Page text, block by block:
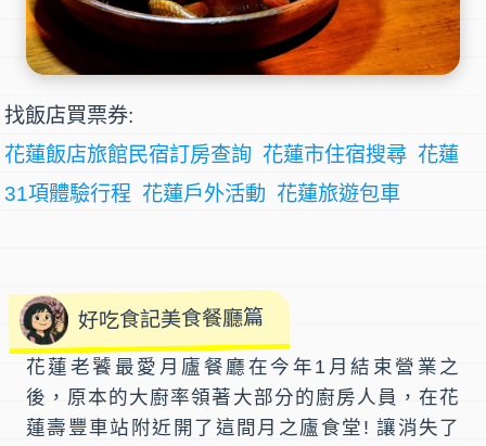
找飯店買票券:
花蓮飯店旅館民宿訂房查詢 花蓮市住宿搜尋 花蓮
31項體驗行程 花蓮戶外活動 花蓮旅遊包車
好吃食記美食餐廳篇
花蓮老饕最愛 月廬餐廳 在今年1月結束營業之
後，原本的大廚率領著大部分的廚房人員，在花
蓮壽豐車站 附近開了這間 月之廬食堂 ! 讓消失了